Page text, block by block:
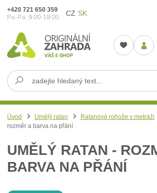
CZ SK
+420 721 650 359
Po-Pá: 9:00-18:00
Úvod Umělý ratan Ratanové rohože v metráži
rozměr a barva na přání
UMĚLÝ RATAN -
BARVA NA PŘÁNÍ